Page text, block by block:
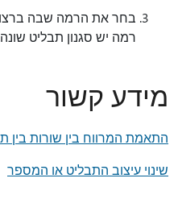
בחר את הרמה שבה
רמה יש סגנון תבליט
מידע קשור
התאמת המרווח בין שורות בין
שינוי עיצוב התבליט או המספר